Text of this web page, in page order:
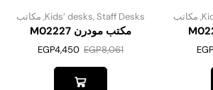
, مكاتب Kids’ desks,Staff Desks
, مكاتب
مكتب مودرن M02227
EGP8,061
EGP4,450